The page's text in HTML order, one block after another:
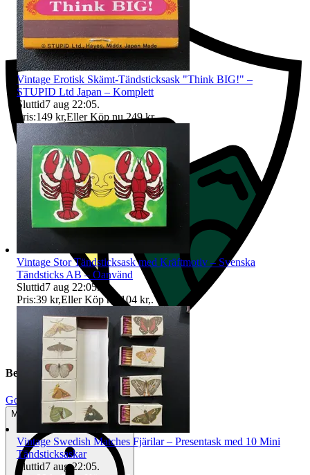
Beskrivning
Gott använt skick
Mindre tecken på användning
Vintage Erotisk Skämt-Tändsticksask "Think BIG!" –
STUPID Ltd Japan – Komplett
Sluttid7 aug 22:05.
Pris:149 kr,Eller Köp nu 249 kr,.
Vintage Stor Tändsticksask med Kräftmotiv – Svenska
Tändsticks AB – Oanvänd
Sluttid7 aug 22:05.
Pris:39 kr,Eller Köp nu 104 kr,.
Vintage Swedish Matches Fjärilar – Presentask med 10 Mini
Tändsticksaskar
Sluttid7 aug 22:05.